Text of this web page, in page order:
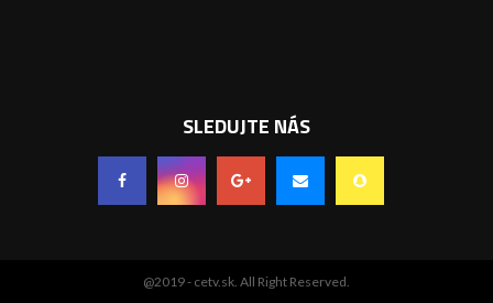
SLEDUJTE NÁS
@2019 - cetv.sk. All Right Reserved.